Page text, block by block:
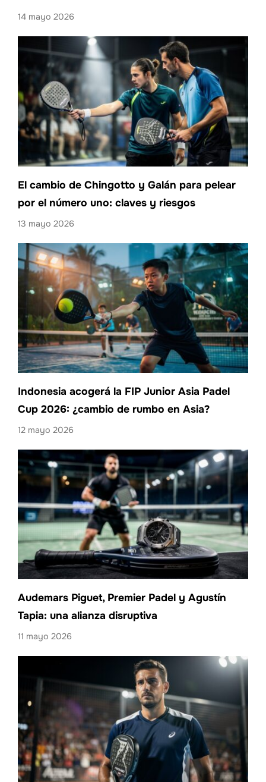
14 mayo 2026
El cambio de Chingotto y Galán para pelear
por el número uno: claves y riesgos
13 mayo 2026
Indonesia acogerá la FIP Junior Asia Padel
Cup 2026: ¿cambio de rumbo en Asia?
12 mayo 2026
Audemars Piguet, Premier Padel y Agustín
Tapia: una alianza disruptiva
11 mayo 2026